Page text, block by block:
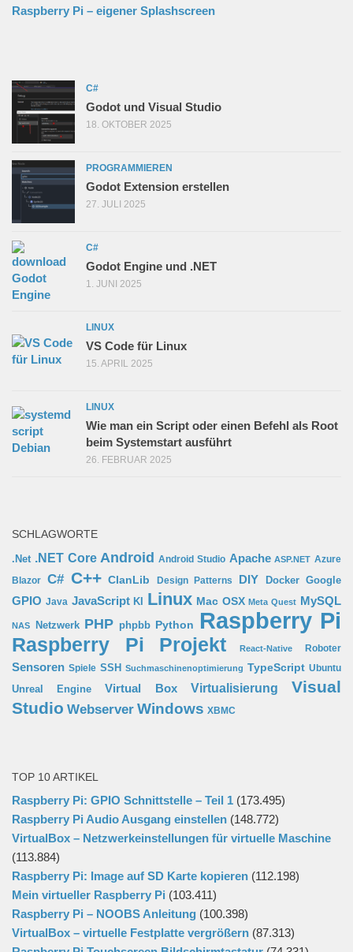
Raspberry Pi – eigener Splashscreen
C#
Godot und Visual Studio
18. OKTOBER 2025
PROGRAMMIEREN
Godot Extension erstellen
27. JULI 2025
C#
Godot Engine und .NET
1. JUNI 2025
LINUX
VS Code für Linux
15. APRIL 2025
LINUX
Wie man ein Script oder einen Befehl als Root
beim Systemstart ausführt
26. FEBRUAR 2025
SCHLAGWORTE
.Net .NET Core Android Android Studio Apache ASP.NET Azure
Blazor C# C++ ClanLib Design Patterns DIY Docker Google
GPIO Java JavaScript KI Linux Mac OSX Meta Quest MySQL
NAS Netzwerk PHP phpbb Python Raspberry Pi
Raspberry Pi Projekt React-Native Roboter
Sensoren Spiele SSH Suchmaschinenoptimierung TypeScript Ubuntu
Unreal Engine
Virtual Box Virtualisierung
Visual
Studio Webserver Windows XBMC
TOP 10 ARTIKEL
Raspberry Pi: GPIO Schnittstelle – Teil 1 (173.495)
Raspberry Pi Audio Ausgang einstellen (148.772)
VirtualBox – Netzwerkeinstellungen für virtuelle Maschine
(113.884)
Raspberry Pi: Image auf SD Karte kopieren (112.198)
Mein virtueller Raspberry Pi (103.411)
Raspberry Pi – NOOBS Anleitung (100.398)
VirtualBox – virtuelle Festplatte vergrößern (87.313)